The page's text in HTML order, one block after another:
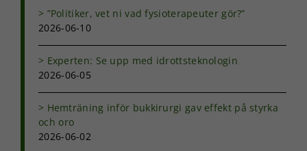
”Politiker, vet ni vad fysioterapeuter gör?”
2026-06-10
Experten: Se upp med idrottsteknologin
2026-06-05
Hemträning inför bukkirurgi gav effekt på styrka
och oro
2026-06-02